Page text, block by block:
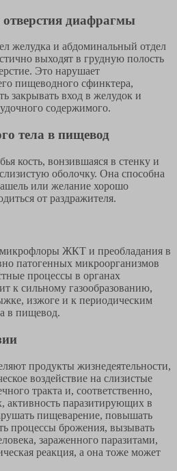
диафрагмы
желудка и абдоминальный отдел
выходят в грудную полость
Это нарушает
пищеводного сфинктера,
закрывать вход в желудок и
содержимого.
тела в пищевод
кость, вонзившаяся в стенку и
оболочку. Она способна
или желание хорошо
от раздражителя.
ЖКТ и преобладания в
патогенных микроорганизмов
процессы в органах
к сильному газообразованию,
изжоге и к периодическим
в пищевод.
продукты жизнедеятельности,
воздействие на слизистые
тракта и, соответственно,
активность паразитирующих в
пищеварение, повышать
процессы брожения, вызывать
зараженного паразитами,
реакция, а она тоже может